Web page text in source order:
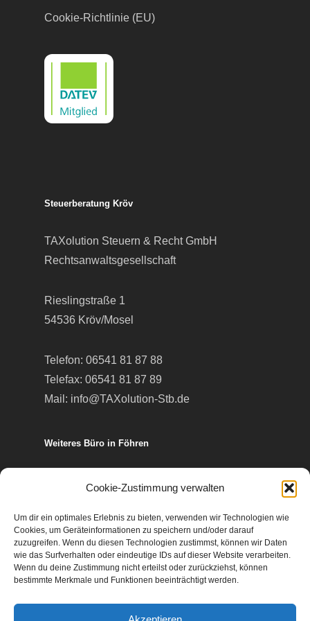
Cookie-Zustimmung verwalten
Um dir ein optimales Erlebnis zu bieten, verwenden wir Technologien wie
Cookies, um Geräteinformationen zu speichern und/oder darauf
zuzugreifen. Wenn du diesen Technologien zustimmst, können wir Daten
wie das Surfverhalten oder eindeutige IDs auf dieser Website verarbeiten.
Wenn du deine Zustimmung nicht erteilst oder zurückziehst, können
bestimmte Merkmale und Funktionen beeinträchtigt werden.
Cookie-Richtlinie (EU)
Steuerberatung Kröv
TAXolution Steuern & Recht GmbH
Rechtsanwaltsgesellschaft
Rieslingstraße 1
54536 Kröv/Mosel
Telefon: 06541 81 87 88
Telefax: 06541 81 87 89
Mail: info@TAXolution-Stb.de
Weiteres Büro in Föhren
Telefon: 06502 99 95 80
Telefax: 06502 99 95 899
Mail:info@TAXolution-Stb.de